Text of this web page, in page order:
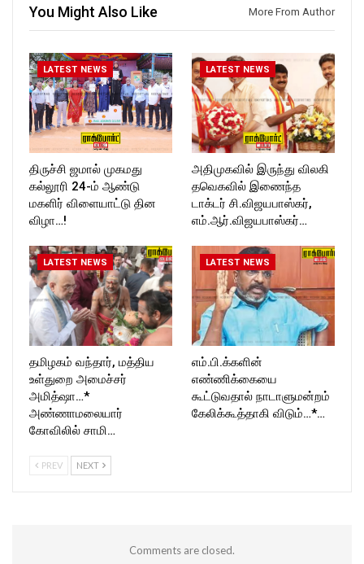
Follow us on:
You Might Also Like More From Author
LATEST NEWS
திருச்சி ஜமால் முகமது
கல்லூரி 24-ம் ஆண்டு
மகளிர் விளையாட்டு தின
விழா…!
LATEST NEWS
அதிமுகவில் இருந்து விலகி
தவெகவில் இணைந்த
டாக்டர் சி.விஜயபாஸ்கர்,
எம்.ஆர்.விஜயபாஸ்கர்…
LATEST NEWS
தமிழகம் வந்தார், மத்திய
உள்துறை அமைச்சர்
அமித்ஷா…*
அண்ணாமலையார்
கோவிலில் சாமி…
LATEST NEWS
எம்.பி.க்களின்
எண்ணிக்கையை
கூட்டுவதால் நாடாளுமன்றம்
கேலிக்கூத்தாகி விடும்…*…
PREV NEXT
Comments are closed.